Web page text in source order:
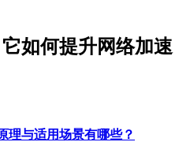
如何提升网络加速
理与适用场景有哪些？